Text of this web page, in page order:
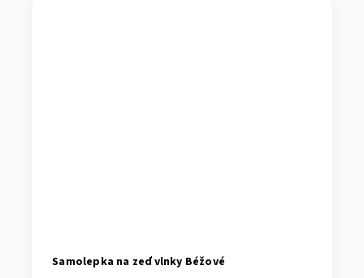
Samolepka na zeď vlnky Béžové